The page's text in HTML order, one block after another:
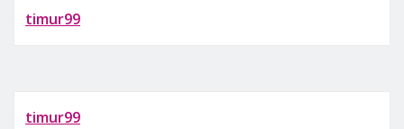
timur99
timur99